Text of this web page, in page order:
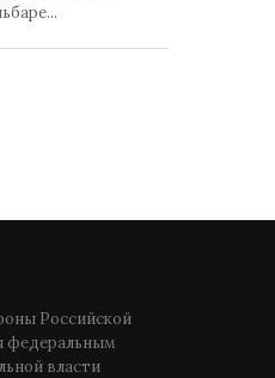
Российской
федеральным
власти